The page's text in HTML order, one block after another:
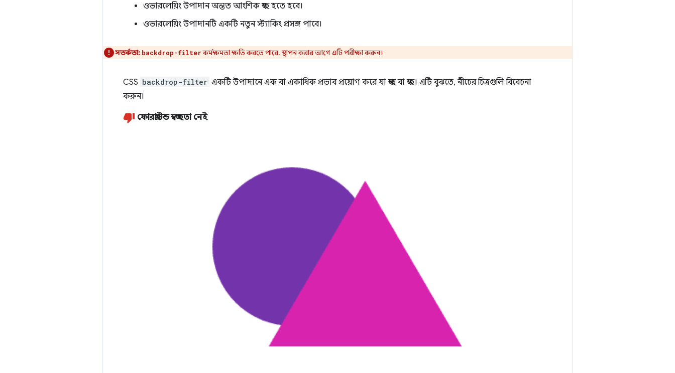
ওভারলেয়িং উপাদান অন্তত আংশিক স্বচ্ছ হতে হবে।
ওভারলেয়িং উপাদানটি একটি নতুন স্ট্যাকিং প্রসঙ্গ পাবে।
সতর্কতা: backdrop-filterকর্মক্ষমতা ক্ষতি করতে পারে. স্থাপন করার আগে এটি পরীক্ষা করুন।
CSS backdrop-filter একটি উপাদানে এক বা একাধিক প্রভাব প্রয়োগ করে যা স্বচ্ছ বা স্বচ্ছ। এটি বুঝতে, নীচের চিত্রগুলি বিবেচনা
করুন।
ফোরগ্রাউন্ড স্বচ্ছতা নেই